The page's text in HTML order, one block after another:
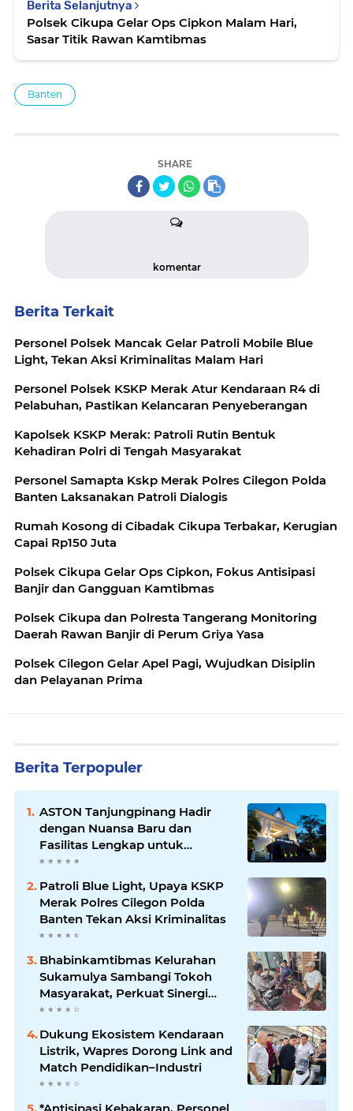
Berita Selanjutnya
Polsek Cikupa Gelar Ops Cipkon Malam Hari,
Sasar Titik Rawan Kamtibmas
Banten
SHARE
komentar
Berita Terkait
Personel Polsek Mancak Gelar Patroli Mobile Blue
Light, Tekan Aksi Kriminalitas Malam Hari
Personel Polsek KSKP Merak Atur Kendaraan R4 di
Pelabuhan, Pastikan Kelancaran Penyeberangan
Kapolsek KSKP Merak: Patroli Rutin Bentuk
Kehadiran Polri di Tengah Masyarakat
Personel Samapta Kskp Merak Polres Cilegon Polda
Banten Laksanakan Patroli Dialogis
Rumah Kosong di Cibadak Cikupa Terbakar, Kerugian
Capai Rp150 Juta
Polsek Cikupa Gelar Ops Cipkon, Fokus Antisipasi
Banjir dan Gangguan Kamtibmas
Polsek Cikupa dan Polresta Tangerang Monitoring
Daerah Rawan Banjir di Perum Griya Yasa
Polsek Cilegon Gelar Apel Pagi, Wujudkan Disiplin
dan Pelayanan Prima
Berita Terpopuler
ASTON Tanjungpinang Hadir
dengan Nuansa Baru dan
Fasilitas Lengkap untuk
Kenyamanan Tamu
Patroli Blue Light, Upaya KSKP
Merak Polres Cilegon Polda
Banten Tekan Aksi Kriminalitas
Bhabinkamtibmas Kelurahan
Sukamulya Sambangi Tokoh
Masyarakat, Perkuat Sinergi
Jaga Kamtibmas
Dukung Ekosistem Kendaraan
Listrik, Wapres Dorong Link and
Match Pendidikan–Industri